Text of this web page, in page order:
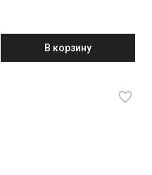
В корзину